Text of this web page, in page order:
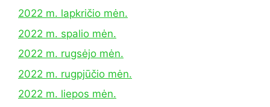
2022 m. lapkričio mėn.
2022 m. spalio mėn.
2022 m. rugsėjo mėn.
2022 m. rugpjūčio mėn.
2022 m. liepos mėn.